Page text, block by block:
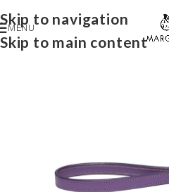
Skip to navigation
Skip to main content
MENU